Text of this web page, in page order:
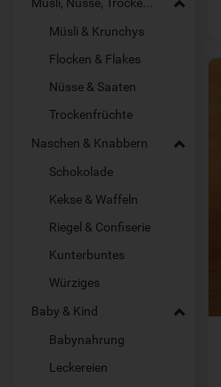
Müsli & Krunchys
Flocken & Flakes
Nüsse & Saaten
Trockenfrüchte
Naschen & Knabbern
Schokolade
Kekse & Waffeln
Riegel & Confiserie
Kunterbuntes
Würziges
Baby & Kind
Babynahrung
Leckereien